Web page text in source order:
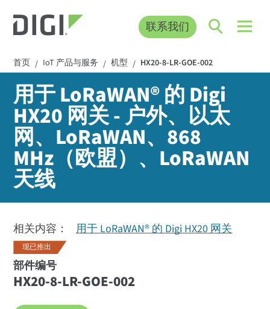
联系我们
首页 / IoT 产品与服务 / 机型 / HX20-8-LR-GOE-002
用于 LoRaWAN® 的 Digi
HX20 网关 - 户外、以太
网、LoRaWAN、868
MHz（欧盟）、LoRaWAN
天线
相关内容： 用于 LoRaWAN® 的 Digi HX20 网关
现已推出
部件编号
HX20-8-LR-GOE-002